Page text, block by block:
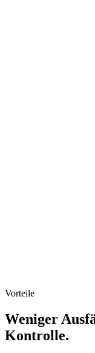
Vorteile
Weniger
Kontrolle.